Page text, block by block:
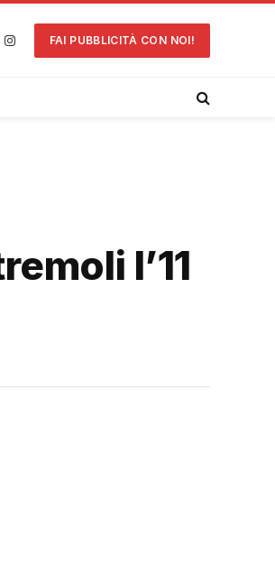
Instagram
FAI PUBBLICITÀ CON NOI!
l’11